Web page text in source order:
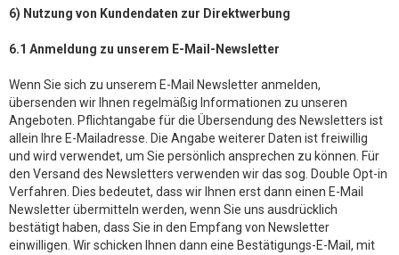
6) Nutzung von Kundendaten zur Direktwerbung
6.1 Anmeldung zu unserem E-Mail-Newsletter
Wenn Sie sich zu unserem E-Mail Newsletter anmelden,
übersenden wir Ihnen regelmäßig Informationen zu unseren
Angeboten. Pflichtangabe für die Übersendung des Newsletters ist
allein Ihre E-Mailadresse. Die Angabe weiterer Daten ist freiwillig
und wird verwendet, um Sie persönlich ansprechen zu können. Für
den Versand des Newsletters verwenden wir das sog. Double Opt-in
Verfahren. Dies bedeutet, dass wir Ihnen erst dann einen E-Mail
Newsletter übermitteln werden, wenn Sie uns ausdrücklich
bestätigt haben, dass Sie in den Empfang von Newsletter
einwilligen. Wir schicken Ihnen dann eine Bestätigungs-E-Mail, mit